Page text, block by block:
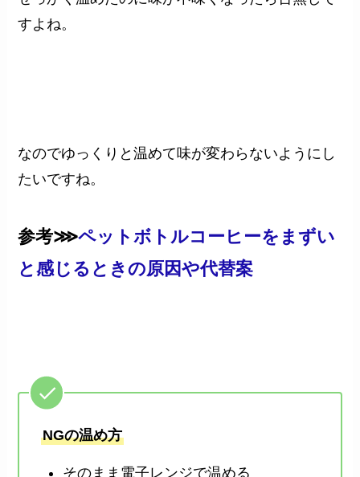
すよね。
なのでゆっくりと温めて味が変わらないようにし
たいですね。
参考⋙ペットボトルコーヒーをまずい
と感じるときの原因や代替案
NGの温め方
そのまま電子レンジで温める